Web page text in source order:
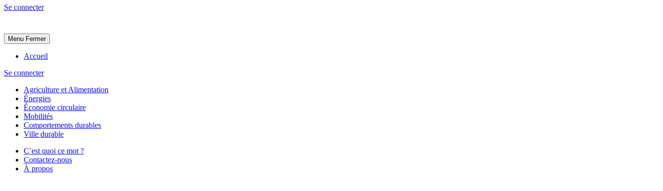
Se connecter
Menu Fermer
Accueil
Se connecter
Agriculture et Alimentation
Énergies
Économie circulaire
Mobilités
Comportements durables
Ville durable
C’est quoi ce mot ?
Contactez-nous
À propos